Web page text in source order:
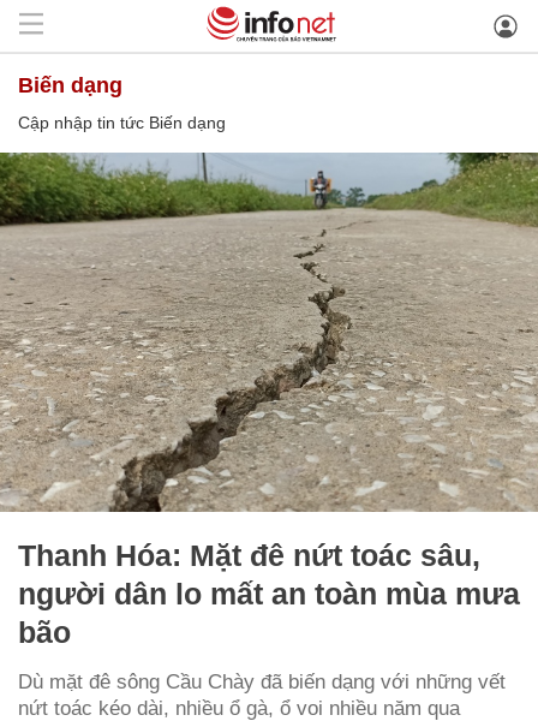
Biến dạng
Cập nhập tin tức Biến dạng
Thanh Hóa: Mặt đê nứt toác sâu,
người dân lo mất an toàn mùa mưa
bão
Dù mặt đê sông Cầu Chày đã biến dạng với những vết
nứt toác kéo dài, nhiều ổ gà, ổ voi nhiều năm qua